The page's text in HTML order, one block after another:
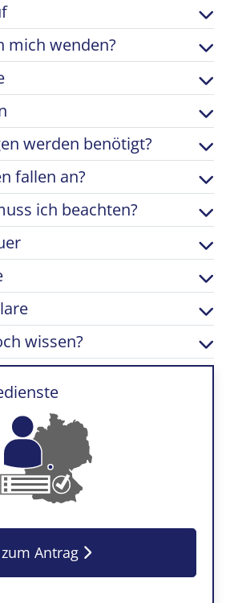
mich wenden?
werden benötigt?
fallen an?
ich beachten?
wissen?
zum Antrag